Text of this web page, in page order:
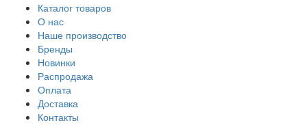
Каталог товаров
О нас
Наше производство
Бренды
Новинки
Распродажа
Оплата
Доставка
Контакты